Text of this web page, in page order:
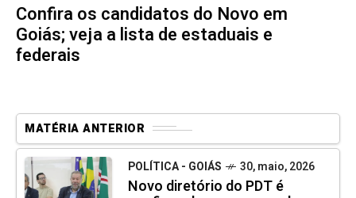
Confira os candidatos do Novo em
Goiás; veja a lista de estaduais e
federais
MATÉRIA ANTERIOR
POLÍTICA - GOIÁS 30, maio, 2026
Novo diretório do PDT é